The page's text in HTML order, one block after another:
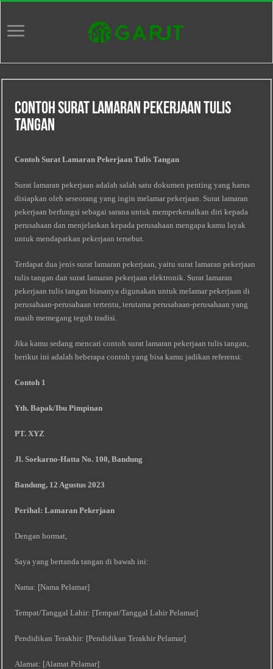
Contoh Surat Lamaran Pekerjaan Tulis
Tangan
Contoh Surat Lamaran Pekerjaan Tulis Tangan
Surat lamaran pekerjaan adalah salah satu dokumen penting yang harus
disiapkan oleh seseorang yang ingin melamar pekerjaan. Surat lamaran
pekerjaan berfungsi sebagai sarana untuk memperkenalkan diri kepada
perusahaan dan menjelaskan kepada perusahaan mengapa kamu layak
untuk mendapatkan pekerjaan tersebut.
Terdapat dua jenis surat lamaran pekerjaan, yaitu surat lamaran pekerjaan
tulis tangan dan surat lamaran pekerjaan elektronik. Surat lamaran
pekerjaan tulis tangan biasanya digunakan untuk melamar pekerjaan di
perusahaan-perusahaan tertentu, terutama perusahaan-perusahaan yang
masih memegang teguh tradisi.
Jika kamu sedang mencari contoh surat lamaran pekerjaan tulis tangan,
berikut ini adalah beberapa contoh yang bisa kamu jadikan referensi:
Contoh 1
Yth. Bapak/Ibu Pimpinan
PT. XYZ
Jl. Soekarno-Hatta No. 100, Bandung
Bandung, 12 Agustus 2023
Perihal: Lamaran Pekerjaan
Dengan hormat,
Saya yang bertanda tangan di bawah ini:
Nama: [Nama Pelamar]
Tempat/Tanggal Lahir: [Tempat/Tanggal Lahir Pelamar]
Pendidikan Terakhir: [Pendidikan Terakhir Pelamar]
Alamat: [Alamat Pelamar]